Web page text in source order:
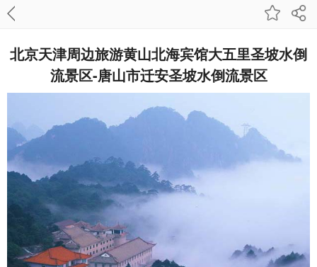
北京天津周边旅游黄山北海宾馆大五里圣坡水倒
流景区-唐山市迁安圣坡水倒流景区